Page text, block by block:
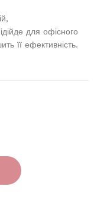
для офісного
її ефективність.